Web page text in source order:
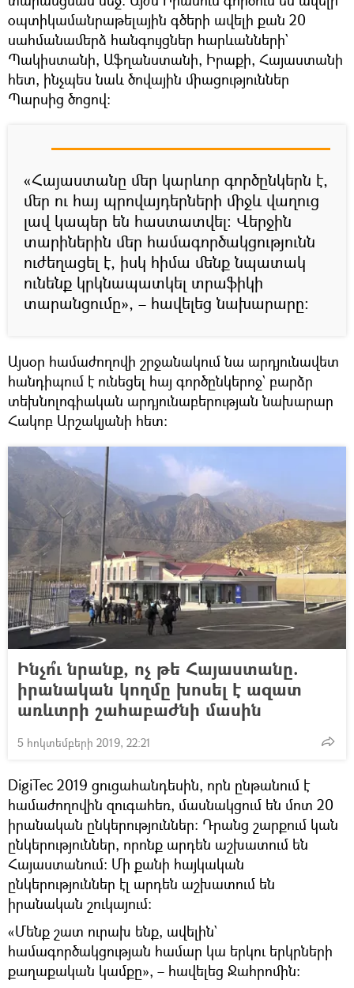
օպտիկամանրաթելային գծերի ավելի քան 20
սահմանամերձ հանգույցներ հարևանների`
Պակիստանի, Աֆղանստանի, Իրաքի, Հայաստանի
հետ, ինչպես նաև ծովային միացություններ
Պարսից ծոցով։
«Հայաստանը մեր կարևոր գործընկերն է,
մեր ու հայ պրովայդերների միջև վաղուց
լավ կապեր են հաստատվել։ Վերջին
տարիներին մեր համագործակցությունն
ուժեղացել է, իսկ հիմա մենք նպատակ
ունենք կրկնապատկել տրաֆիկի
տարանցումը», – հավելեց նախարարը։
Այսօր համաժողովի շրջանակում նա արդյունավետ
հանդիպում է ունեցել հայ գործընկերոջ` բարձր
տեխնոլոգիական արդյունաբերության նախարար
Հակոբ Արշակյանի հետ։
Ինչո՞ւ նրանք, ոչ թե Հայաստանը.
իրանական կողմը խոսել է ազատ
առևտրի շահաբաժնի մասին
5 հոկտեմբերի 2019, 22:21
DigiTec 2019 ցուցահանդեսին, որն ընթանում է
համաժողովին զուգահեռ, մասնակցում են մոտ 20
իրանական ընկերություններ։ Դրանց շարքում կան
ընկերություններ, որոնք արդեն աշխատում են
Հայաստանում։ Մի քանի հայկական
ընկերություններ էլ արդեն աշխատում են
իրանական շուկայում։
«Մենք շատ ուրախ ենք, ավելին`
համագործակցության համար կա երկու երկրների
քաղաքական կամքը», – հավելեց Ջահրոմին։